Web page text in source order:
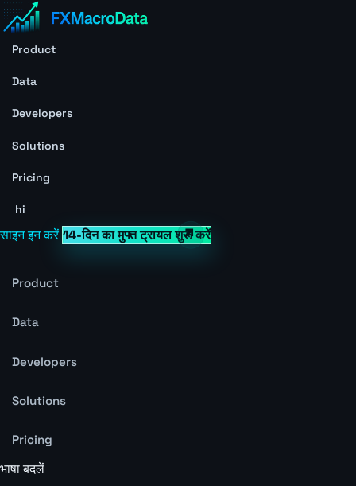
Product
Data
Developers
Solutions
Pricing
hi
साइन इन करें14-दिन का मुफ्त ट्रायल शुरू करें
Product
Data
Developers
Solutions
Pricing
भाषा बदलें